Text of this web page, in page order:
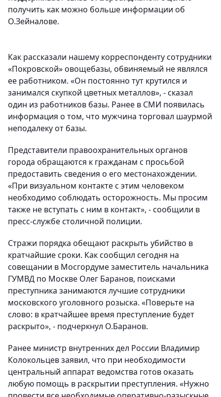
получить как можно больше информации об
О.Зейналове.
Как рассказали нашему корреспонденту сотрудники
«Покровской» овощебазы, обвиняемый не являлся
ее работником. «Он постоянно тут крутился и
занимался скупкой цветных металлов», - сказал
один из работников базы. Ранее в СМИ появилась
информация о том, что мужчина торговал шаурмой
неподалеку от базы.
Представители правоохранительных органов
города обращаются к гражданам с просьбой
предоставить сведения о его местонахождении.
«При визуальном контакте с этим человеком
необходимо соблюдать осторожность. Мы просим
также не вступать с ним в контакт», - сообщили в
пресс-службе столичной полиции.
Стражи порядка обещают раскрыть убийство в
кратчайшие сроки. Как сообщил сегодня на
совещании в Мосгордуме заместитель начальника
ГУМВД по Москве Олег Баранов, поисками
преступника занимаются лучшие сотрудники
московского уголовного розыска. «Поверьте на
слово: в кратчайшее время преступление будет
раскрыто», - подчеркнул О.Баранов.
Ранее министр внутренних дел России Владимир
Колокольцев заявил, что при необходимости
центральный аппарат ведомства готов оказать
любую помощь в раскрытии преступления. «Нужно